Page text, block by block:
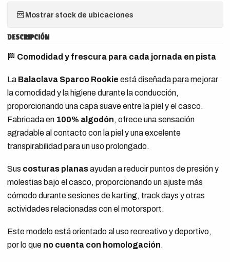
Mostrar stock de ubicaciones
DESCRIPCIÓN
🏁 Comodidad y frescura para cada jornada en pista
La Balaclava Sparco Rookie está diseñada para mejorar
la comodidad y la higiene durante la conducción,
proporcionando una capa suave entre la piel y el casco.
Fabricada en 100% algodón, ofrece una sensación
agradable al contacto con la piel y una excelente
transpirabilidad para un uso prolongado.
Sus costuras planasayudan a reducir puntos de presión y
molestias bajo el casco, proporcionando un ajuste más
cómodo durante sesiones de karting, track days y otras
actividades relacionadas con el motorsport.
Este modelo está orientado al uso recreativo y deportivo,
por lo que no cuenta con homologación.